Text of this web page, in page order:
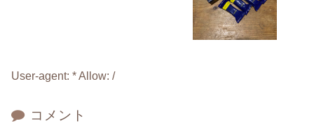
User-agent: * Allow: /
コメント